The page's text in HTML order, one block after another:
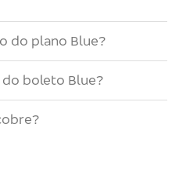
do plano Blue?
do boleto Blue?